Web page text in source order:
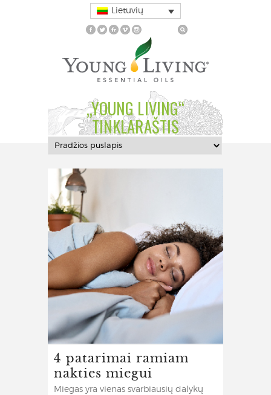
Lietuvių
„YOUNG LIVING“
TINKLARAŠTIS
4 patarimai ramiam
nakties miegui
Miegas yra vienas svarbiausių dalykų